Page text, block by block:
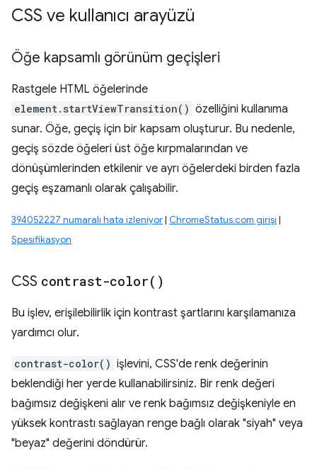
CSS ve kullanıcı arayüzü
Öğe kapsamlı görünüm geçişleri
Rastgele HTML öğelerinde
element.startViewTransition() özelliğini kullanıma
sunar. Öğe, geçiş için bir kapsam oluşturur. Bu nedenle,
geçiş sözde öğeleri üst öğe kırpmalarından ve
dönüşümlerinden etkilenir ve ayrı öğelerdeki birden fazla
geçiş eşzamanlı olarak çalışabilir.
394052227 numaralı hata izleniyor| ChromeStatus.com girişi |
Spesifikasyon
CSS contrast-color( )
Bu işlev, erişilebilirlik için kontrast şartlarını karşılamanıza
yardımcı olur.
contrast-color() işlevini, CSS'de renk değerinin
beklendiği her yerde kullanabilirsiniz. Bir renk değeri
bağımsız değişkeni alır ve renk bağımsız değişkeniyle en
yüksek kontrastı sağlayan renge bağlı olarak "siyah" veya
"beyaz" değerini döndürür.